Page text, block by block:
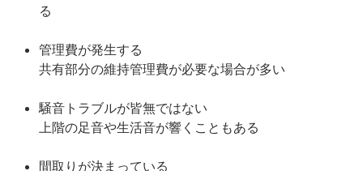
る
管理費が発生する
共有部分の維持管理費が必要な場合が多い
騒音トラブルが皆無ではない
上階の足音や生活音が響くこともある
間取りが決まっている